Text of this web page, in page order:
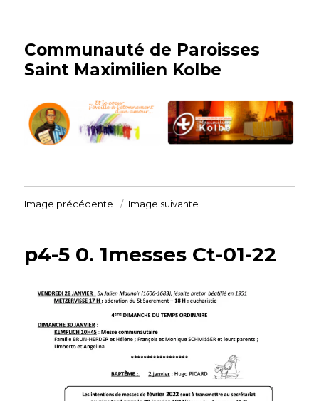
Communauté de Paroisses
Saint Maximilien Kolbe
Image précédente Image suivante
p4-5 0. 1messes Ct-01-22